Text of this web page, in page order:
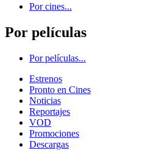
Por cines...
Por películas
Por películas...
Estrenos
Pronto en Cines
Noticias
Reportajes
VOD
Promociones
Descargas